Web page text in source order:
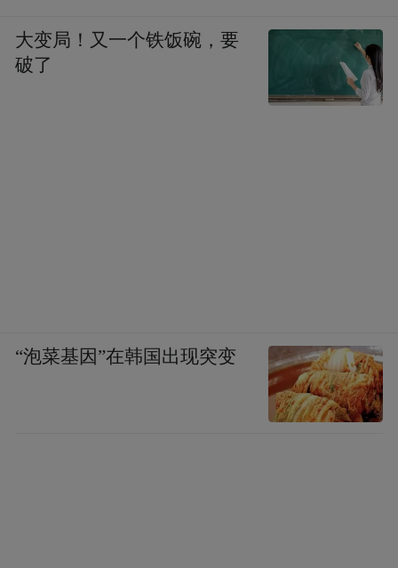
大变局！又一个铁饭碗，要
破了
“泡菜基因”在韩国出现突变